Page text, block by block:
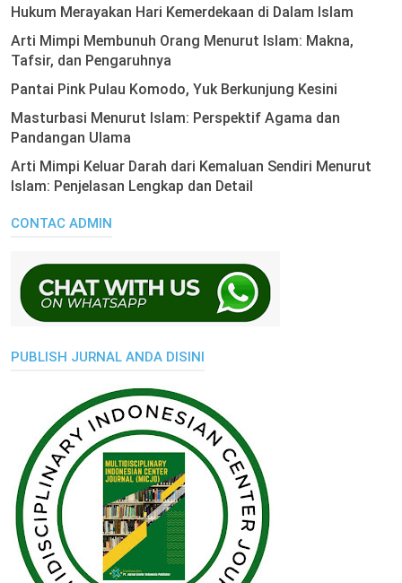
Hukum Merayakan Hari Kemerdekaan di Dalam Islam
Arti Mimpi Membunuh Orang Menurut Islam: Makna,
Tafsir, dan Pengaruhnya
Pantai Pink Pulau Komodo, Yuk Berkunjung Kesini
Masturbasi Menurut Islam: Perspektif Agama dan
Pandangan Ulama
Arti Mimpi Keluar Darah dari Kemaluan Sendiri Menurut
Islam: Penjelasan Lengkap dan Detail
CONTAC ADMIN
PUBLISH JURNAL ANDA DISINI